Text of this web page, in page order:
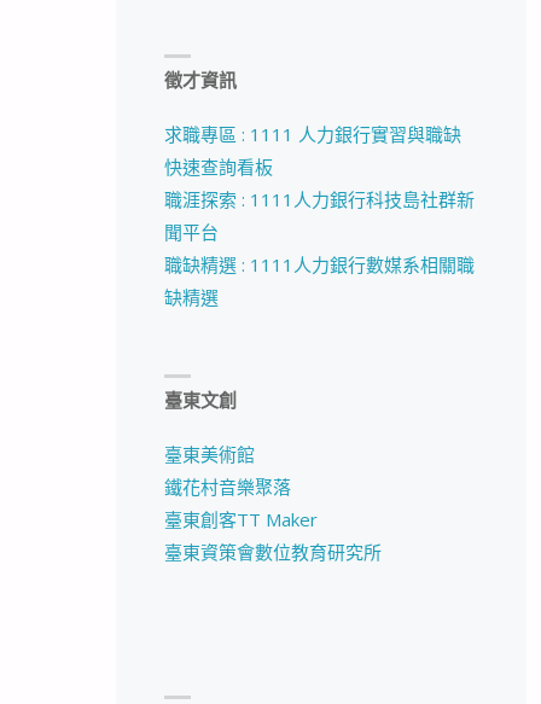
徵才資訊
求職專區 : 1111 人力銀行實習與職缺
快速查詢看板
職涯探索 : 1111人力銀行科技島社群新
聞平台
職缺精選 : 1111人力銀行數媒系相關職
缺精選
臺東文創
臺東美術館
鐵花村音樂聚落
臺東創客TT Maker
臺東資策會數位教育研究所